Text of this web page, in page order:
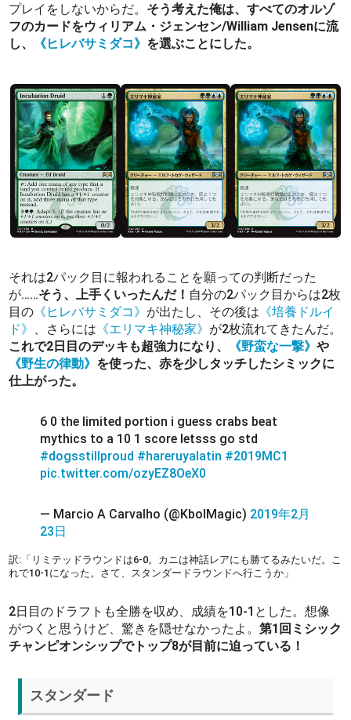
プレイをしないからだ。 そう考えた俺は、すべてのオルゾ
フのカードをウィリアム・ジェンセン/William Jensenに流
し、
《ヒレバサミダコ》 を選ぶことにした。
それは2パック目に報われることを願っての判断だった
が……そう、上手くいったんだ！ 自分の2パック目からは2枚
目の 《ヒレバサミダコ》 が出たし、その後は 《培養ドルイ
ド》
、さらには 《エリマキ神秘家》 が2枚流れてきたんだ。
これで2日目のデッキも超強力になり、
《野蛮な一撃》や
《野生の律動》 を使った、赤を少しタッチしたシミックに
仕上がった。
6 0 the limited portion i guess crabs beat
mythics to a 10 1 score letsss go std
#dogsstillproud #hareruyalatin #2019MC1
pic.twitter.com/ozyEZ8OeX0
— Marcio A Carvalho (@KbolMagic) 2019年2月
23日
訳:「リミテッドラウンドは6-0。カニは神話レアにも勝てるみたいだ。こ
れで10-1になった。さて、スタンダードラウンドへ行こうか」
2日目のドラフトも全勝を収め、成績を10-1とした。想像
がつくと思うけど、驚きを隠せなかったよ。第1回ミシック
チャンピオンシップでトップ8が目前に迫っている！
スタンダード